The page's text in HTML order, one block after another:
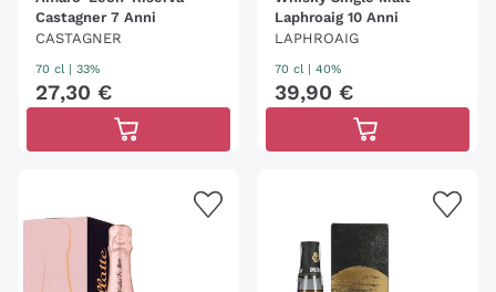
Castagner 7 Anni
CASTAGNER
70 cl | 33%
27,30 €
Laphroaig 10 Anni
LAPHROAIG
70 cl | 40%
39,90 €